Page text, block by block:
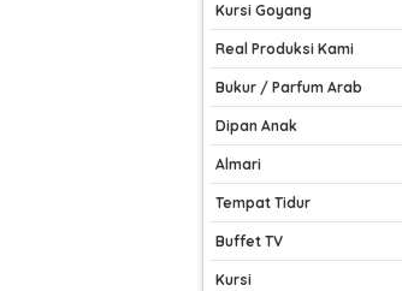
Kursi Goyang
Real Produksi Kami
Bukur / Parfum Arab
Dipan Anak
Almari
Tempat Tidur
Buffet TV
Kursi